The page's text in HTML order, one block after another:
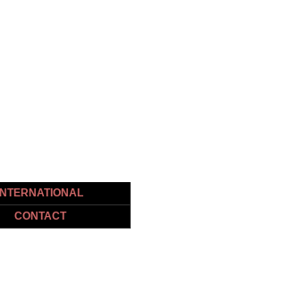
INTERNATIONAL
CONTACT